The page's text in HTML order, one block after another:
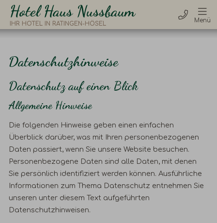
Hotel Haus Nussbaum
IHR HOTEL IN RATINGEN-HÖSEL
Menü
BUCHEN & ANFRAGEN
Datenschutz­hinweise
Datenschutz auf einen Blick
Allgemeine Hinweise
Die folgenden Hinweise geben einen einfachen
Überblick darüber, was mit Ihren personenbezogenen
Daten passiert, wenn Sie unsere Website besuchen.
Personenbezogene Daten sind alle Daten, mit denen
Sie persönlich identifiziert werden können. Ausführliche
Informationen zum Thema Datenschutz entnehmen Sie
unseren unter diesem Text aufgeführten
Datenschutzhinweisen.